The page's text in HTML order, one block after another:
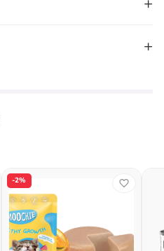
+
-2%